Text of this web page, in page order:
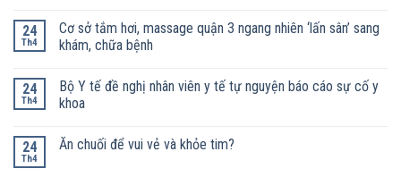
24
Th4
Cơ sở tắm hơi, massage quận 3 ngang nhiên ‘lấn sân’ sang
khám, chữa bệnh
24
Th4
Bộ Y tế đề nghị nhân viên y tế tự nguyện báo cáo sự cố y
khoa
24
Th4
Ăn chuối để vui vẻ và khỏe tim?